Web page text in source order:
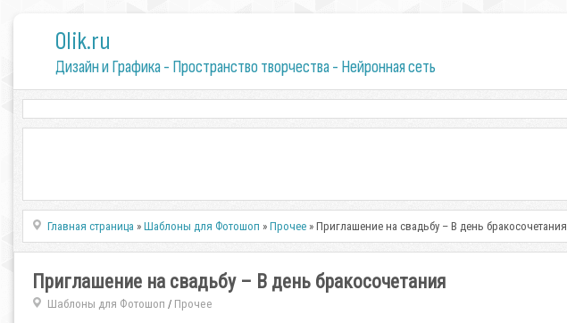
0lik.ru
Дизайн и Графика - Пространство творчества - Нейронная сеть
Главная страница »Шаблоны для Фотошоп »Прочее » Приглашение на свадьбу – В день бракосочетания
Приглашение на свадьбу – В день бракосочетания
Шаблоны для Фотошоп / Прочее